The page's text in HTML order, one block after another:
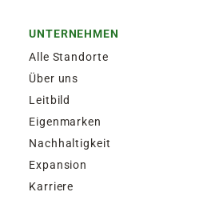
UNTERNEHMEN
Alle Standorte
Über uns
Leitbild
Eigenmarken
Nachhaltigkeit
Expansion
Karriere